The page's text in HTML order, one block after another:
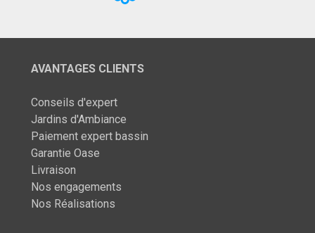
AVANTAGES CLIENTS
Conseils d'expert
Jardins d'Ambiance
Paiement expert bassin
Garantie Oase
Livraison
Nos engagements
Nos Réalisations